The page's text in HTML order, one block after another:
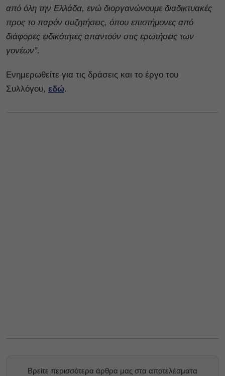
από όλη την Ελλάδα, ενώ διοργανώνουμε διαδικτυακές
προς το παρόν συζητήσεις, όπου επιστήμονες από
διάφορες ειδικότητες απαντούν στις ερωτήσεις των
γονέων”.
Ενημερωθείτε για τις δράσεις και το έργο του
Συλλόγου, εδώ.
Βρείτε περισσότερα άρθρα μας στα αποτελέσματα